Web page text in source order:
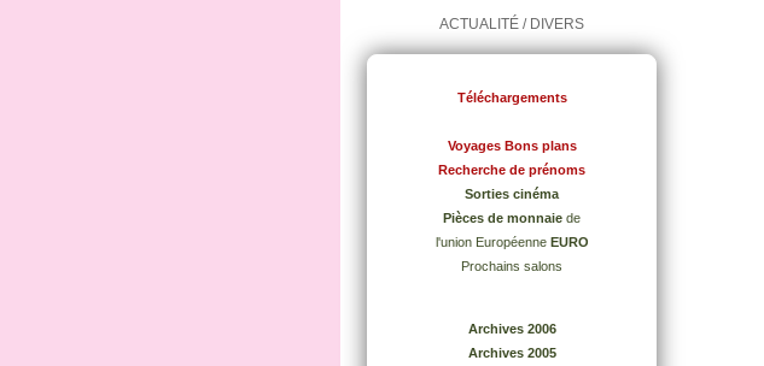
ACTUALITÉ / DIVERS
Téléchargements
Voyages Bons plans
Recherche de prénoms
Sorties cinéma
Pièces de monnaie de
l'union Européenne EURO
Prochains salons
Archives 2006
Archives 2005